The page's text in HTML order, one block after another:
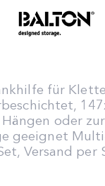
für
oder zur
geeignet
Versand per